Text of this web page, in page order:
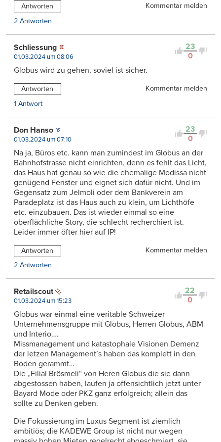
Antworten
Kommentar melden
2 Antworten
23
0
Schliessung
01.03.2024 um 08:06
Globus wird zu gehen, soviel ist sicher.
Antworten
Kommentar melden
1 Antwort
23
0
Don Hanso
01.03.2024 um 07:10
Na ja, Büros etc. kann man zumindest im Globus an der
Bahnhofstrasse nicht einrichten, denn es fehlt das Licht,
das Haus hat genau so wie die ehemalige Modissa nicht
genügend Fenster und eignet sich dafür nicht. Und im
Gegensatz zum Jelmoli oder dem Bankverein am
Paradeplatz ist das Haus auch zu klein, um Lichthöfe
etc. einzubauen. Das ist wieder einmal so eine
oberflächliche Story, die schlecht recherchiert ist.
Leider immer öfter hier auf IP!
Antworten
Kommentar melden
2 Antworten
22
0
Retailscout
01.03.2024 um 15:23
Globus war einmal eine veritable Schweizer
Unternehmensgruppe mit Globus, Herren Globus, ABM
und Interio….
Missmanagement und katastophale Visionen Demenz
der letzen Management’s haben das komplett in den
Boden gerammt…
Die „Filial Brösmeli“ von Heren Globus die sie dann
abgestossen haben, laufen ja offensichtlich jetzt unter
Bayard Mode oder PKZ ganz erfolgreich; allein das
sollte zu Denken geben.
Die Fokussierung im Luxus Segment ist ziemlich
ambitiös; die KADEWE Group ist nicht nur wegen